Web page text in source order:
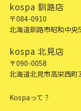
kospa 釧路店
〒084-0910
北海道釧路市昭和中央
kospa 北見店
〒090-0058
北海道北見市高栄西町
Kospaって？